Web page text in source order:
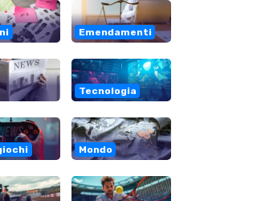
Emendamenti
Tecnologia
Mondo